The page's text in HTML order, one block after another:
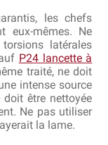
les chefs
eux-mêmes. Ne
latérales
P24 lancette à
traité, ne doit
intense source
être nettoyée
Ne pas utiliser
la lame.